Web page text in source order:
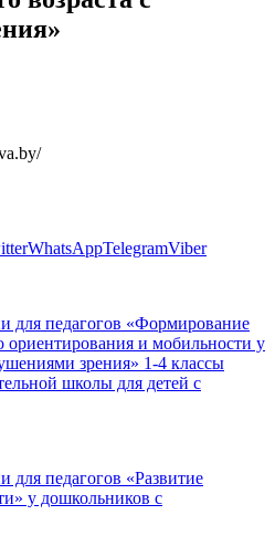
WhatsAppTelegramViber
для педагогов «Формирование
ориентирования и мобильности у
зрения» 1-4 классы
школы для детей с
для педагогов «Развитие
у дошкольников с